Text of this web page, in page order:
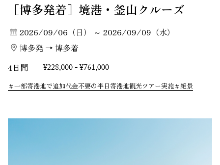
［博多発着］境港・釜山クルーズ
2026/09/06（日） ～ 2026/09/09（水）
博多発 → 博多着
4日間
¥228,000 - ¥761,000
一部寄港地で追加代金不要の半日寄港地観光ツアー実施 絶景